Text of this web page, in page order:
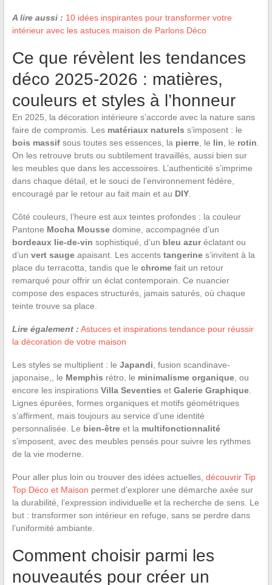
A lire aussi : 10 idées inspirantes pour transformer votre
intérieur avec les astuces maison de Parlons Déco
Ce que révèlent les tendances
déco 2025-2026 : matières,
couleurs et styles à l’honneur
En 2025, la décoration intérieure s’accorde avec la nature sans
faire de compromis. Les matériaux naturels s’imposent : le
bois massifsous toutes ses essences, la pierre, le lin , le rotin
On les retrouve bruts ou subtilement travaillés, aussi bien sur
les meubles que dans les accessoires. L’authenticité s’imprime
dans chaque détail, et le souci de l’environnement fédère,
encouragé par le retour au fait main et au DIY.
Côté couleurs, l’heure est aux teintes profondes : la couleur
Pantone Mocha Moussedomine, accompagnée d’un
bordeaux lie-de-vin sophistiqué, d’un bleu azuréclatant ou
d’un vert saugeapaisant. Les accents tangerines’invitent à la
place du terracotta, tandis que le chromefait un retour
remarqué pour offrir un éclat contemporain. Ce nuancier
compose des espaces structurés, jamais saturés, où chaque
teinte trouve sa place.
Lire également : Astuces et inspirations tendance pour réussir
la décoration de votre maison
Les styles se multiplient : le Japandi , fusion scandinave-
japonaise,, le Memphis rétro, le minimalisme organique, ou
encore les inspirations Villa Seventies et Galerie Graphique.
Lignes épurées, formes organiques et motifs géométriques
s’affirment, mais toujours au service d’une identité
personnalisée. Le bien-êtreet la multifonctionnalité
s’imposent, avec des meubles pensés pour suivre les rythmes
de la vie moderne.
Pour aller plus loin ou trouver des idées actuelles, découvrir Tip
Top Déco et Maison permet d’explorer une démarche axée sur
la durabilité, l’expression individuelle et la recherche de sens. Le
but : transformer son intérieur en refuge, sans se perdre dans
l’uniformité ambiante.
Comment choisir parmi les
nouveautés pour créer un